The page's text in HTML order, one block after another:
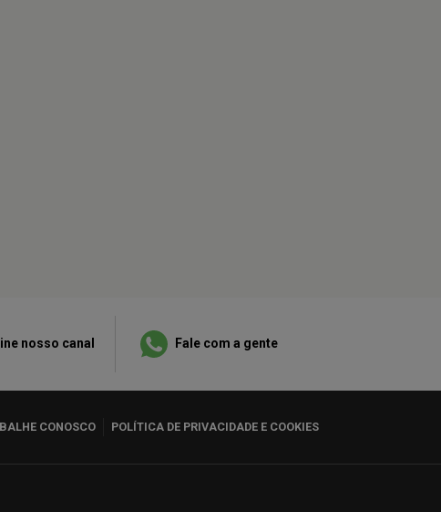
nosso canal Fale com a gente
CONOSCO POLÍTICA DE PRIVACIDADE E COOKIES